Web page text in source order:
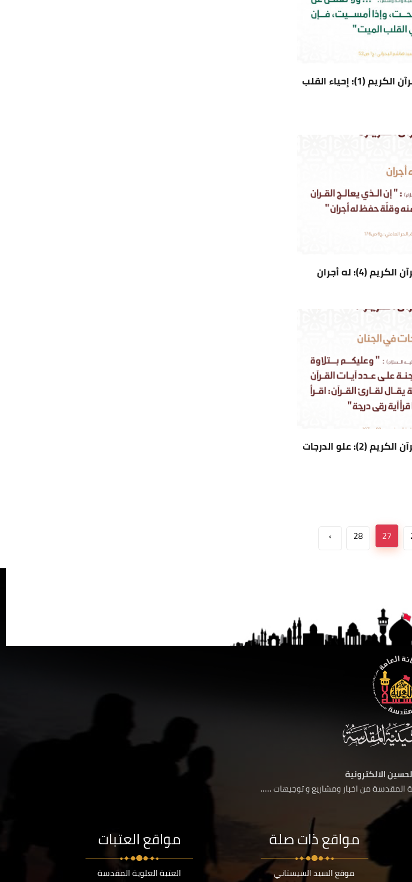
سلسلة فوائد تلاوة القرآن الكريم (1): إحياء القلب
(4): له أجران
سلسلة فوائد حفظ القرآن الكريم (2): علو الدرجات
27
28
›
الالكترونية
المقدسة من اخبار ومشاريع و توجيهات ......
مواقع ذات صلة
موقع السيد السيستاني
مواقع العتبات
العتبة العلوية المقدسة